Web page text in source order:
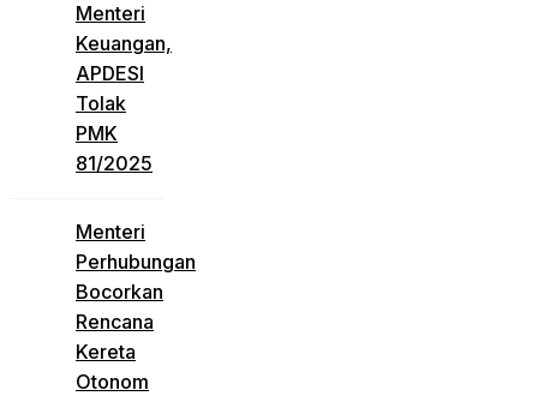
Menteri
Keuangan,
APDESI
Tolak
PMK
81/2025
Menteri
Perhubungan
Bocorkan
Rencana
Kereta
Otonom